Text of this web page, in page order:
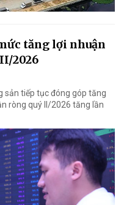
tăng lợi nhuận
2026
sản tiếp tục đóng góp tăng
ròng quý II/2026 tăng lần